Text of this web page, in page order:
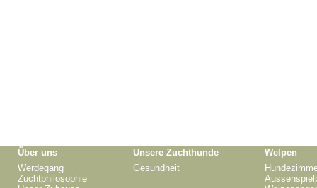
Über uns
Werdegang
Zuchtphilosophie
Unsere Zuchthunde
Gesundheit
Welpen